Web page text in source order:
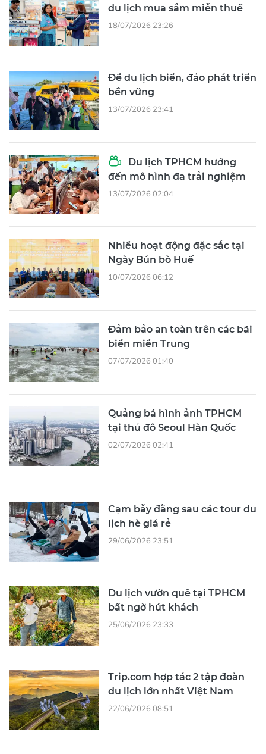
du lịch mua sắm miễn thuế
18/07/2026 23:26
Để du lịch biển, đảo phát triển
bền vững
13/07/2026 23:41
Du lịch TPHCM hướng
đến mô hình đa trải nghiệm
13/07/2026 02:04
Nhiều hoạt động đặc sắc tại
Ngày Bún bò Huế
10/07/2026 06:12
Đảm bảo an toàn trên các bãi
biển miền Trung
07/07/2026 01:40
Quảng bá hình ảnh TPHCM
tại thủ đô Seoul Hàn Quốc
02/07/2026 02:41
Cạm bẫy đằng sau các tour du
lịch hè giá rẻ
29/06/2026 23:51
Du lịch vườn quê tại TPHCM
bất ngờ hút khách
25/06/2026 23:33
Trip.com hợp tác 2 tập đoàn
du lịch lớn nhất Việt Nam
22/06/2026 08:51